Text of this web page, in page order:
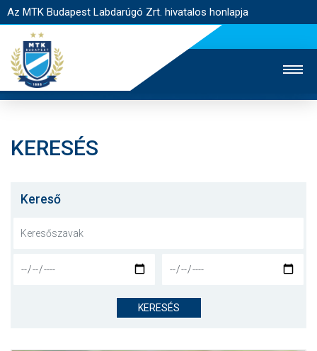
Az MTK Budapest Labdarúgó Zrt. hivatalos honlapja
JEGYÉRTÉKESÍTÉS
NYITÓLAP
CSAPATOK
KERESÉS
Kereső
KERESÉS